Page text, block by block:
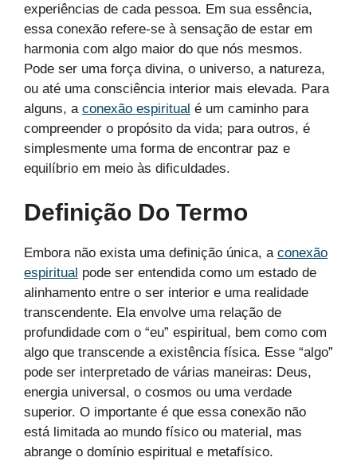
experiências de cada pessoa. Em sua essência,
essa conexão refere-se à sensação de estar em
harmonia com algo maior do que nós mesmos.
Pode ser uma força divina, o universo, a natureza,
ou até uma consciência interior mais elevada. Para
alguns, a conexão espiritual é um caminho para
compreender o propósito da vida; para outros, é
simplesmente uma forma de encontrar paz e
equilíbrio em meio às dificuldades.
Definição Do Termo
Embora não exista uma definição única, a conexão
espiritual pode ser entendida como um estado de
alinhamento entre o ser interior e uma realidade
transcendente. Ela envolve uma relação de
profundidade com o “eu” espiritual, bem como com
algo que transcende a existência física. Esse “algo”
pode ser interpretado de várias maneiras: Deus,
energia universal, o cosmos ou uma verdade
superior. O importante é que essa conexão não
está limitada ao mundo físico ou material, mas
abrange o domínio espiritual e metafísico.